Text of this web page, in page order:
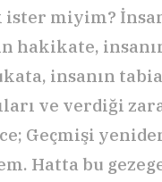
ister miyim?
hakikate,
insanın
ve verdiği
Geçmişi
Hatta bu